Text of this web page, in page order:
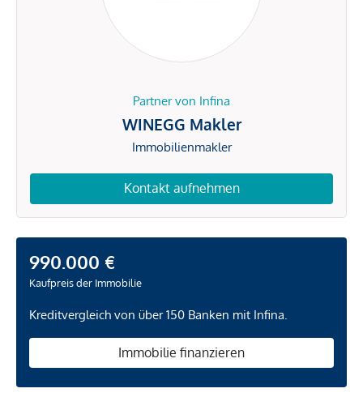
Partner von Infina
WINEGG Makler
Immobilienmakler
Kontakt aufnehmen
990.000 €
Kaufpreis der Immobilie
Kreditvergleich von über 150 Banken mit Infina.
Immobilie finanzieren